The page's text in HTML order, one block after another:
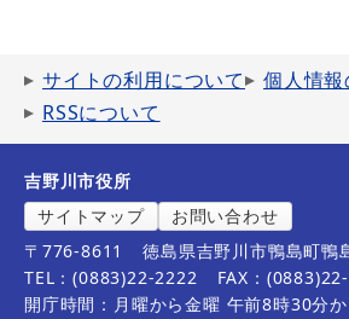
サイトの利用について
個人情
RSSについて
吉野川市役所
サイトマップ
お問い合わせ
〒776-8611
徳島県吉野川市鴨島町鴨
TEL：(0883)22-2222
FAX：
開庁時間：月曜から金曜 午前8時30分